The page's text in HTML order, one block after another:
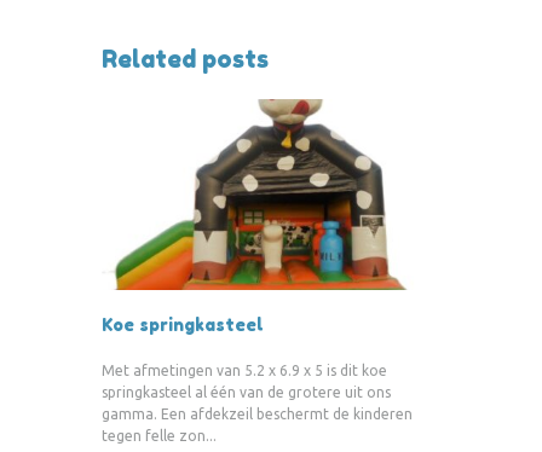
Related posts
Koe springkasteel
Met afmetingen van 5.2 x 6.9 x 5 is dit koe
springkasteel al één van de grotere uit ons
gamma. Een afdekzeil beschermt de kinderen
tegen felle zon...